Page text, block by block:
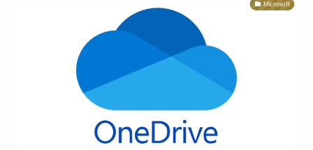
Microsoft